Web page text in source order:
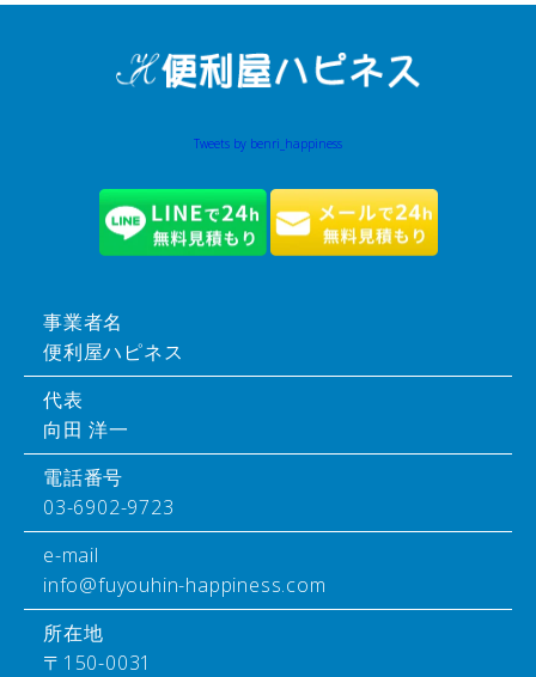
Tweets by benri_happiness
事業者名
便利屋ハピネス
代表
向田 洋一
電話番号
03-6902-9723
e-mail
info@fuyouhin-happiness.com
所在地
〒150-0031